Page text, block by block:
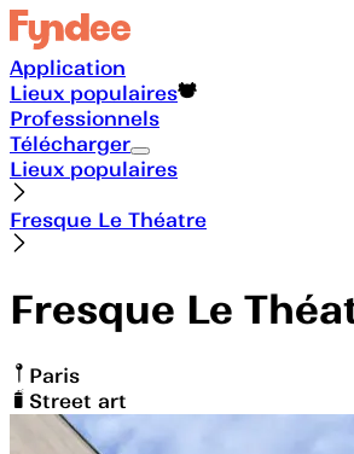
Application
Lieux populaires
Professionnels
Télécharger
Lieux populaires
Fresque Le Théatre
Fresque Le
Paris
Street art